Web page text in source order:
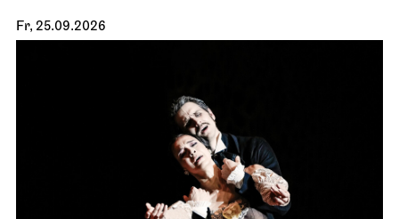
Fr, 25.09.2026